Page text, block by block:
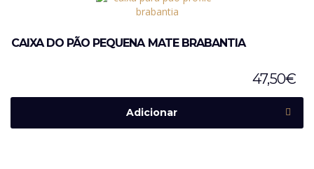
CAIXA DO PÃO PEQUENA MATE BRABANTIA
47,50€
Adicionar